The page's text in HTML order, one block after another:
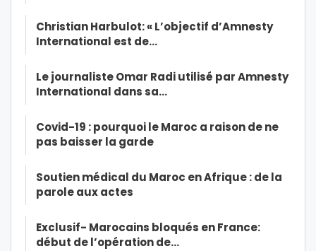
Christian Harbulot: « L’objectif d’Amnesty
International est de…
Le journaliste Omar Radi utilisé par Amnesty
International dans sa…
Covid-19 : pourquoi le Maroc a raison de ne
pas baisser la garde
Soutien médical du Maroc en Afrique : de la
parole aux actes
Exclusif- Marocains bloqués en France:
début de l’opération de…